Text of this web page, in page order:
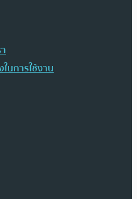
นการใช้งาน